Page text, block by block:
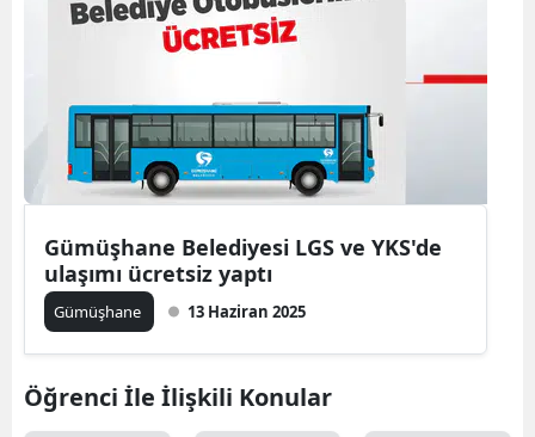
Gümüşhane Belediyesi LGS ve YKS'de
ulaşımı ücretsiz yaptı
Gümüşhane 13 Haziran 2025
Öğrenci İle İlişkili Konular